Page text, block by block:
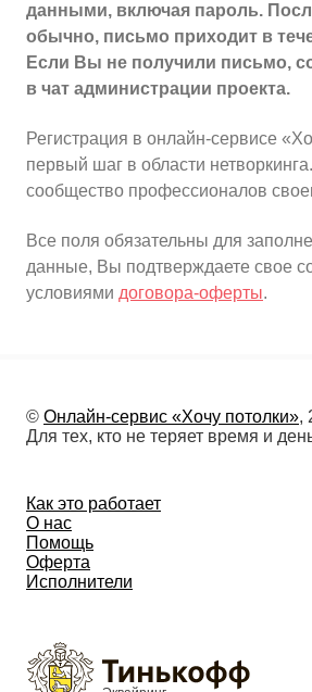
данными, включая пароль.
обычно, письмо приходит в
Если Вы не получили письмо,
в чат администрации проекта.
Регистрация в онлайн-сервисе
первый шаг в области
сообщество профессионалов
Все поля обязательны для
данные, Вы подтверждаете свое
условиями договора-оферты.
© Онлайн-сервис «Хочу потолки»,
Для тех, кто не теряет время и
Как это работает
О нас
Помощь
Оферта
Исполнители